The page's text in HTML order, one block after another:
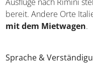
Fortbewegung vor Ort
mieten
oder euch mit
mutig ins Getümmel